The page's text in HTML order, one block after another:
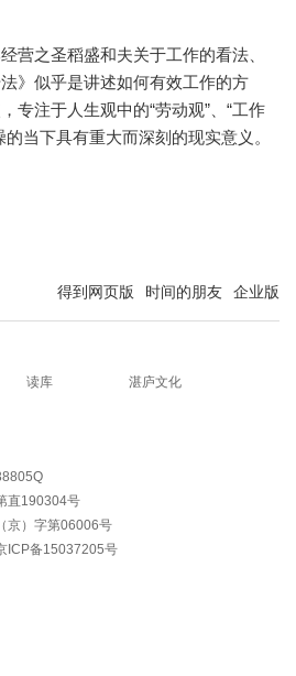
营之圣稻盛和夫关于工作的看法、
》似乎是讲述如何有效工作的方
专注于人生观中的“劳动观”、“工作
当下具有重大而深刻的现实意义。
得到网页版 时间的朋友 企业版
读库
湛庐文化
直190304号
京）字第06006号
ICP备15037205号